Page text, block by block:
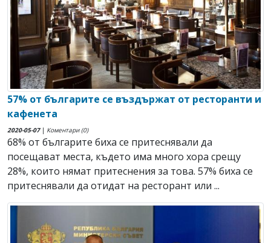
57% от българите се въздържат от ресторанти и
кафенета
2020-05-07| Коментари (0)
68% от българите биха се притеснявали да
посещават места, където има много хора срещу
28%, които нямат притеснения за това. 57% биха се
притеснявали да отидат на ресторант или ...